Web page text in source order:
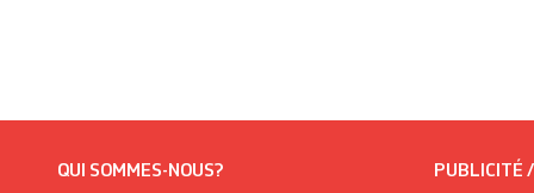
QUI SOMMES-NOUS? PUBLICITÉ